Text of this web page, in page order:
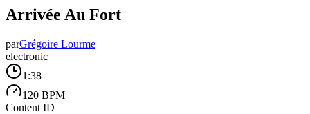
Arrivée Au Fort
parGrégoire Lourme
electronic
1:38
120 BPM
Content ID